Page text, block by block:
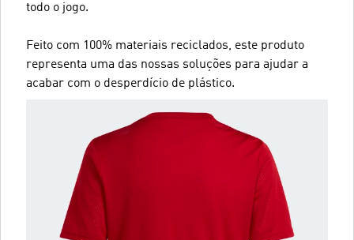
todo o jogo.
Feito com 100% materiais reciclados, este produto
representa uma das nossas soluções para ajudar a
acabar com o desperdício de plástico.